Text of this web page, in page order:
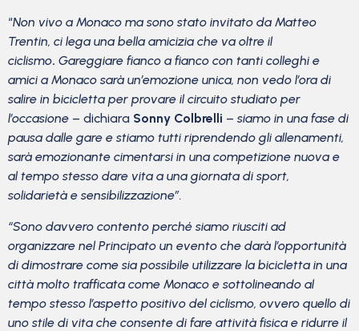
“Non vivo a Monaco ma sono stato invitato da Matteo
Trentin, ci lega una bella amicizia che va oltre il
ciclismo. Gareggiare fianco a fianco con tanti colleghi e
amici a Monaco sarà un’emozione unica, non vedo l’ora di
salire in bicicletta per provare il circuito studiato per
l’occasione – dichiara Sonny Colbrelli – siamo in una fase di
pausa dalle gare e stiamo tutti riprendendo gli allenamenti,
sarà emozionante cimentarsi in una competizione nuova e
al tempo stesso dare vita a una giornata di sport,
solidarietà e sensibilizzazione”.
“Sono davvero contento perché siamo riusciti ad
organizzare nel Principato un evento che darà l’opportunità
di dimostrare come sia possibile utilizzare la bicicletta in una
città molto trafficata come Monaco e sottolineando al
tempo stesso l’aspetto positivo del ciclismo, ovvero quello di
uno stile di vita che consente di fare attività fisica e ridurre il